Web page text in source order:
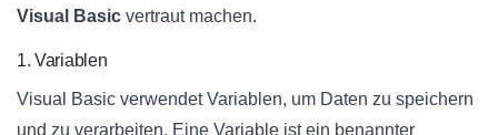
Visual Basic vertraut machen.
1. Variablen
Visual Basic verwendet Variablen, um Daten zu speichern
und zu verarbeiten. Eine Variable ist ein benannter